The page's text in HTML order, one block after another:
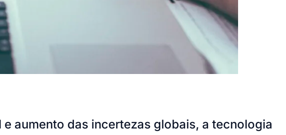
aumento das incertezas globais, a tecnologia